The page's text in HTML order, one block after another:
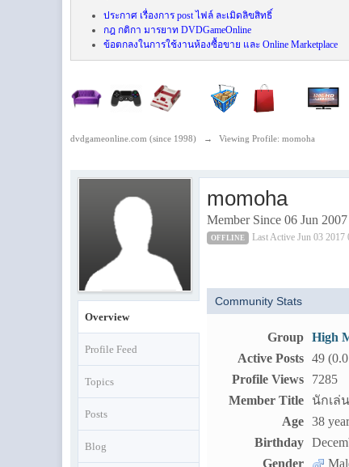
ประกาศ เรื่องการ post ไฟล์ ละเมิดลิขสิทธิ์
กฎ กติกา มารยาท DVDGameOnline
ข้อตกลงในการใช้งานห้องซื้อขาย และ Online Marketplace
dvdgameonline.com (since 1998) → Viewing Profile: momoha
Overview
Profile Feed
Topics
Posts
Blog
momoha
Member Since 06 Jun 2007
OFFLINE Last Active Jun 03 2017
Community Stats
Group
High
Active Posts
49
Profile Views
7285
Member Title
นักเล่
Age
38
Birthday
Gender